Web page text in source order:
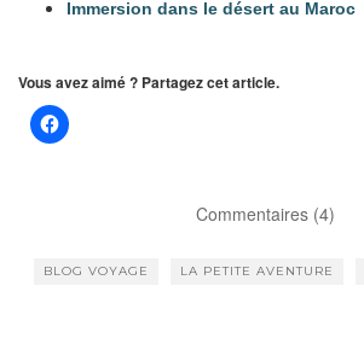
Immersion dans le désert au Maroc
Vous avez aimé ? Partagez cet article.
Commentaires (4)
BLOG VOYAGE LA PETITE AVENTURE